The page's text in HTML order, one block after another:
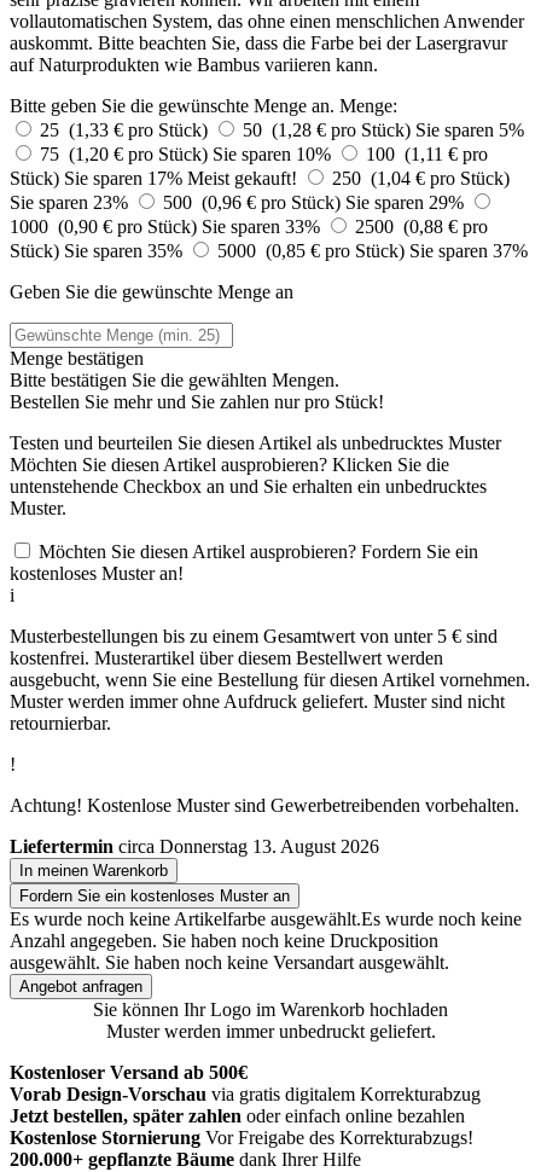
vollautomatischen System, das ohne einen menschlichen Anwender
auskommt. Bitte beachten Sie, dass die Farbe bei der Lasergravur
auf Naturprodukten wie Bambus variieren kann.
Bitte geben Sie die gewünschte Menge an. Menge:
25 (1,33 € pro Stück)
50 (1,28 € pro Stück) Sie sparen 5%
75 (1,20 € pro Stück) Sie sparen 10%
100 (1,11 € pro
Stück) Sie sparen 17% Meist gekauft!
250 (1,04 € pro Stück)
Sie sparen 23%
500 (0,96 € pro Stück) Sie sparen 29%
1000 (0,90 € pro Stück) Sie sparen 33%
2500 (0,88 € pro
Stück) Sie sparen 35% 5000 (0,85 € pro Stück) Sie sparen 37%
Geben Sie die gewünschte Menge an
Menge bestätigen
Bitte bestätigen Sie die gewählten Mengen.
Bestellen Sie mehr und Sie zahlen nurpro Stück!
Testen und beurteilen Sie diesen Artikel als unbedrucktes Muster
Möchten Sie diesen Artikel ausprobieren? Klicken Sie die
untenstehende Checkbox an und Sie erhalten ein unbedrucktes
Muster.
Möchten Sie diesen Artikel ausprobieren? Fordern Sie ein
kostenloses Muster an!
i
Musterbestellungen bis zu einem Gesamtwert von unter 5 € sind
kostenfrei. Musterartikel über diesem Bestellwert werden
ausgebucht, wenn Sie eine Bestellung für diesen Artikel vornehmen.
Muster werden immer ohne Aufdruck geliefert. Muster sind nicht
retournierbar.
!
Achtung! Kostenlose Muster sind Gewerbetreibenden vorbehalten.
Liefertermin circa Donnerstag 13. August 2026
In meinen Warenkorb
Fordern Sie ein kostenloses Muster an
Es wurde noch keine Artikelfarbe ausgewählt.Es wurde noch keine
Anzahl angegeben. Sie haben noch keine Druckposition
ausgewählt. Sie haben noch keine Versandart ausgewählt.
Angebot anfragen
Sie können Ihr Logo im Warenkorb hochladen
Muster werden immer unbedruckt geliefert.
Kostenloser Versand ab 500€
Vorab Design-Vorschau via gratis digitalem Korrekturabzug
Jetzt bestellen, später zahlen oder einfach online bezahlen
Kostenlose Stornierung Vor Freigabe des Korrekturabzugs!
200.000+ gepflanzte Bäume dank Ihrer Hilfe